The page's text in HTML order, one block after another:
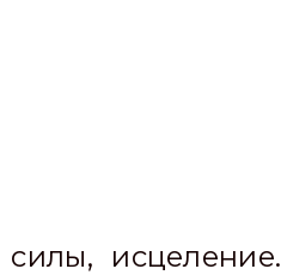
исцеление.